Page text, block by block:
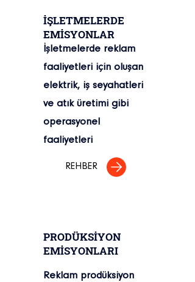
İŞLETMELERDE
EMİSYONLAR
İşletmelerde reklam
faaliyetleri için oluşan
elektrik, iş seyahatleri
ve atık üretimi gibi
operasyonel
faaliyetleri
REHBER
PRODÜKSİYON
EMİSYONLARI
Reklam prodüksiyon